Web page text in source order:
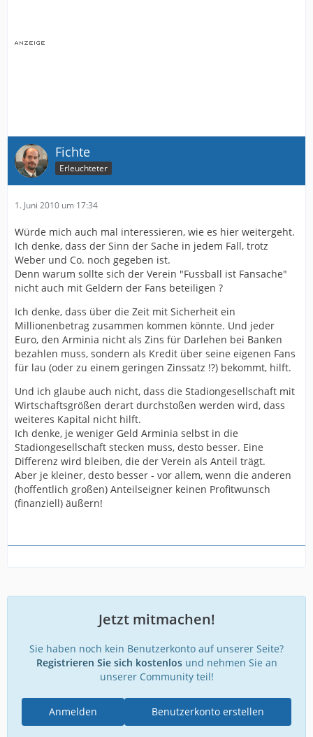
Fichte
Erleuchteter
1. Juni 2010 um 17:34
Würde mich auch mal interessieren, wie es hier weitergeht.
Ich denke, dass der Sinn der Sache in jedem Fall, trotz
Weber und Co. noch gegeben ist.
Denn warum sollte sich der Verein "Fussball ist Fansache"
nicht auch mit Geldern der Fans beteiligen ?
Ich denke, dass über die Zeit mit Sicherheit ein
Millionenbetrag zusammen kommen könnte. Und jeder
Euro, den Arminia nicht als Zins für Darlehen bei Banken
bezahlen muss, sondern als Kredit über seine eigenen Fans
für lau (oder zu einem geringen Zinssatz !?) bekommt, hilft.
Und ich glaube auch nicht, dass die Stadiongesellschaft mit
Wirtschaftsgrößen derart durchstoßen werden wird, dass
weiteres Kapital nicht hilft.
Ich denke, je weniger Geld Arminia selbst in die
Stadiongesellschaft stecken muss, desto besser. Eine
Differenz wird bleiben, die der Verein als Anteil trägt.
Aber je kleiner, desto besser - vor allem, wenn die anderen
(hoffentlich großen) Anteilseigner keinen Profitwunsch
(finanziell) äußern!
Jetzt mitmachen!
Sie haben noch kein Benutzerkonto auf unserer Seite?
Registrieren Sie sich kostenlosund nehmen Sie an
unserer Community teil!
Benutzerkonto erstellen
Anmelden